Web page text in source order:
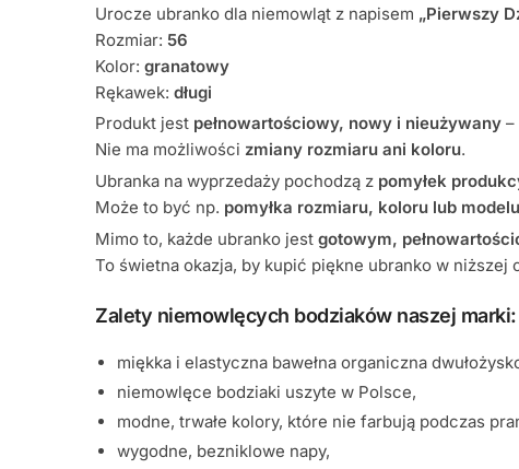
Urocze ubranko dla niemowląt z napisem „Pierwszy
Rozmiar:56
Kolor:granatowy
Rękawek:długi
Produkt jest pełnowartościowy, nowy i nieużywany –
Nie ma możliwości zmiany rozmiaru ani koloru.
Ubranka na wyprzedaży pochodzą z pomyłek
Może to być np. pomyłka rozmiaru, koloru lub
Mimo to, każde ubranko jestgotowym,
To świetna okazja, by kupić piękne ubranko w niższej
Zalety niemowlęcych bodziaków naszej marki:
miękka i elastyczna bawełna organiczna
niemowlęce bodziaki uszyte w Polsce,
modne, trwałe kolory, które nie farbują podczas
wygodne, bezniklowe napy,